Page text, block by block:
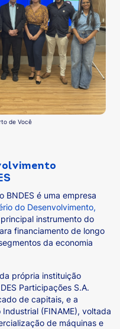
de Você
BNDES é uma empresa
do Desenvolvimento,
principal instrumento do
financiamento de longo
da economia
própria instituição
Participações S.A.
de capitais, e a
(FINAME), voltada
de máquinas e